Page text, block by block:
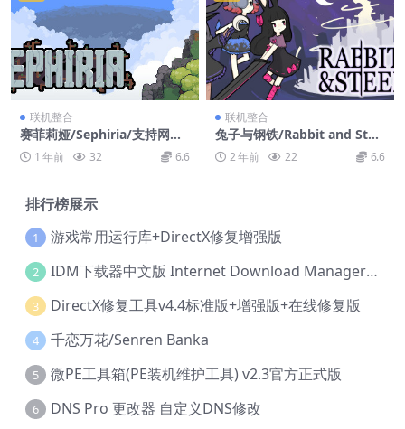
联机整合
赛菲莉娅/Sephiria/支持网络
联机1 年前 32 6.6
联机整合
兔子与钢铁/Rabbit and Stee
l/支持网络联机
2 年前 22 6.6
排行榜展示
1 游戏常用运行库+DirectX修复增强版
2 IDM下载器中文版 Internet Download Manager v6.42.36 IDM
3 DirectX修复工具v4.4标准版+增强版+在线修复版
4 千恋万花/Senren Banka
5 微PE工具箱(PE装机维护工具) v2.3官方正式版
6 DNS Pro 更改器 自定义DNS修改